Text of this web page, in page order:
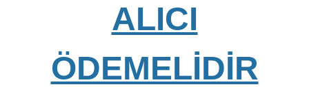
ALICI
ÖDEMELİDİR